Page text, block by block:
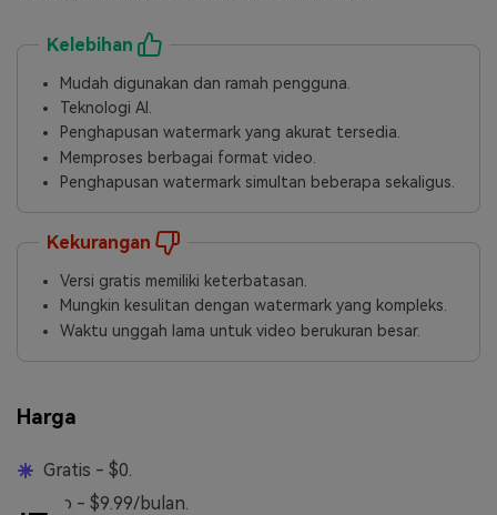
Kelebihan
Mudah digunakan dan ramah pengguna.
Teknologi AI.
Penghapusan watermark yang akurat tersedia.
Memproses berbagai format video.
Penghapusan watermark simultan beberapa sekaligus.
Kekurangan
Versi gratis memiliki keterbatasan.
Mungkin kesulitan dengan watermark yang kompleks.
Waktu unggah lama untuk video berukuran besar.
Harga
Gratis - $0.
Pro - $9.99/bulan.